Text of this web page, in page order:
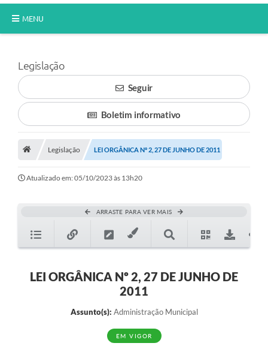
MENU
Poder Legislativo
A Prefeitura
Município
Galeria de Fotos
Ouvidoria
Legislação
Seguir
Boletim informativo
Legislação LEI ORGÂNICA Nº 2, 27 DE JUNHO DE 2011
Atualizado em: 05/10/2023 às 13h20
ARRASTE PARA VER MAIS
LEI ORGÂNICA Nº 2, 27 DE JUNHO DE
2011
Assunto(s): Administração Municipal
EM VIGOR